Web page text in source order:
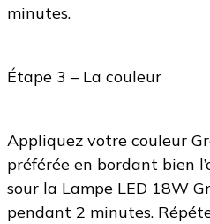
minutes.
Étape 3 – La couleur
Appliquez votre couleur
préférée en bordant bien
sour la Lampe LED 18W
pendant 2 minutes.